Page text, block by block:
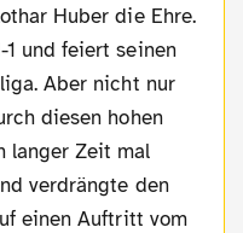
Huber die Ehre.
1 und feiert seinen
Aber nicht nur
diesen hohen
langer Zeit mal
verdrängte den
einen Auftritt vom